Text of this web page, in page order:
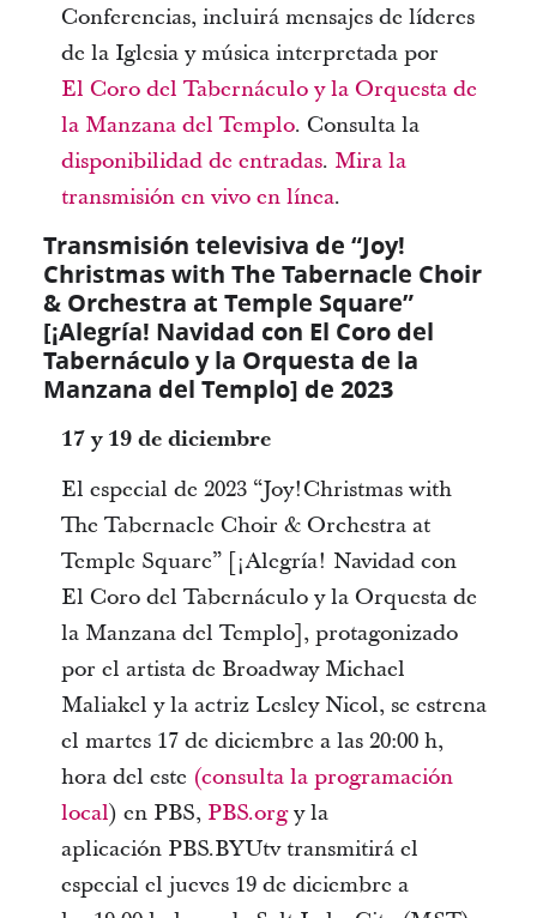
Conferencias, incluirá mensajes de líderes
de la Iglesia y música interpretada por
El Coro del Tabernáculo y la Orquesta de
la Manzana del Templo. Consulta la
disponibilidad de entradas. Mira la
transmisión en vivo en línea.
Transmisión televisiva de “Joy!
Christmas with The Tabernacle Choir
& Orchestra at Temple Square”
[¡Alegría! Navidad con El Coro del
Tabernáculo y la Orquesta de la
Manzana del Templo] de 2023
17 y 19 de diciembre
El especial de 2023 “Joy!Christmas with
The Tabernacle Choir & Orchestra at
Temple Square” [¡Alegría! Navidad con
El Coro del Tabernáculo y la Orquesta de
la Manzana del Templo], protagonizado
por el artista de Broadway Michael
Maliakel y la actriz Lesley Nicol, se estrena
el martes 17 de diciembre a las 20:00 h,
hora del este (consulta la programación
local) en PBS, PBS.orgy la
aplicación PBS.BYUtv transmitirá el
especial el jueves 19 de diciembre a